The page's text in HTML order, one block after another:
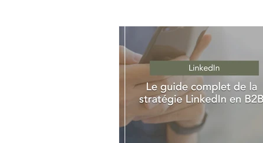
Concevoir sa stratégie marketing